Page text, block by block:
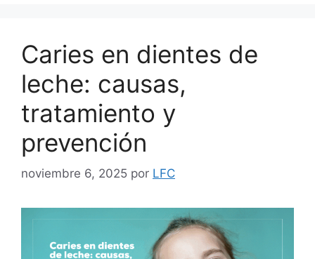
Caries en dientes de
leche: causas,
tratamiento y
prevención
noviembre 6, 2025 por LFC